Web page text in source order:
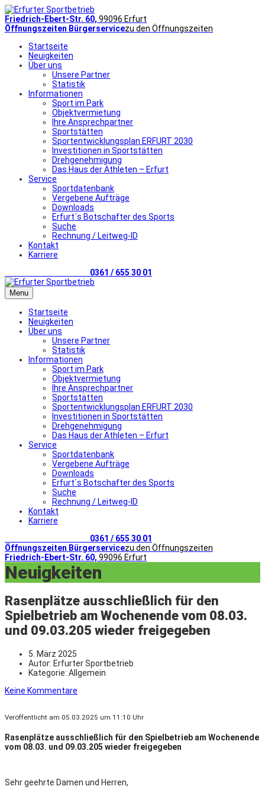
Friedrich-Ebert-Str. 60, 99096 Erfurt
Öffnungszeiten Bürgerservicezu den Öffnungszeiten
Startseite
Neuigkeiten
Über uns
Unsere Partner
Statistik
Informationen
Sport im Park
Objektvermietung
Ihre Ansprechpartner
Sportstätten
Sportentwicklungsplan ERFURT 2030
Investitionen in Sportstätten
Drehgenehmigung
Das Haus der Athleten – Erfurt
Service
Sportdatenbank
Vergebene Aufträge
Downloads
Erfurt´s Botschafter des Sports
Suche
Rechnung / Leitweg-ID
Kontakt
Karriere
0361 / 655 30 01
Menu
Startseite
Neuigkeiten
Über uns
Unsere Partner
Statistik
Informationen
Sport im Park
Objektvermietung
Ihre Ansprechpartner
Sportstätten
Sportentwicklungsplan ERFURT 2030
Investitionen in Sportstätten
Drehgenehmigung
Das Haus der Athleten – Erfurt
Service
Sportdatenbank
Vergebene Aufträge
Downloads
Erfurt´s Botschafter des Sports
Suche
Rechnung / Leitweg-ID
Kontakt
Karriere
0361 / 655 30 01
Öffnungszeiten Bürgerservicezu den Öffnungszeiten
Friedrich-Ebert-Str. 60, 99096 Erfurt
Neuigkeiten
Rasenplätze ausschließlich für den
Spielbetrieb am Wochenende vom 08.03.
und 09.03.205 wieder freigegeben
5. März 2025
Autor: Erfurter Sportbetrieb
Kategorie: Allgemein
Keine Kommentare
Veröffentlicht am 05.03.2025 um 11:10 Uhr
Rasenplätze ausschließlich für den Spielbetrieb am Wochenende
vom 08.03. und 09.03.205 wieder freigegeben
Sehr geehrte Damen und Herren,